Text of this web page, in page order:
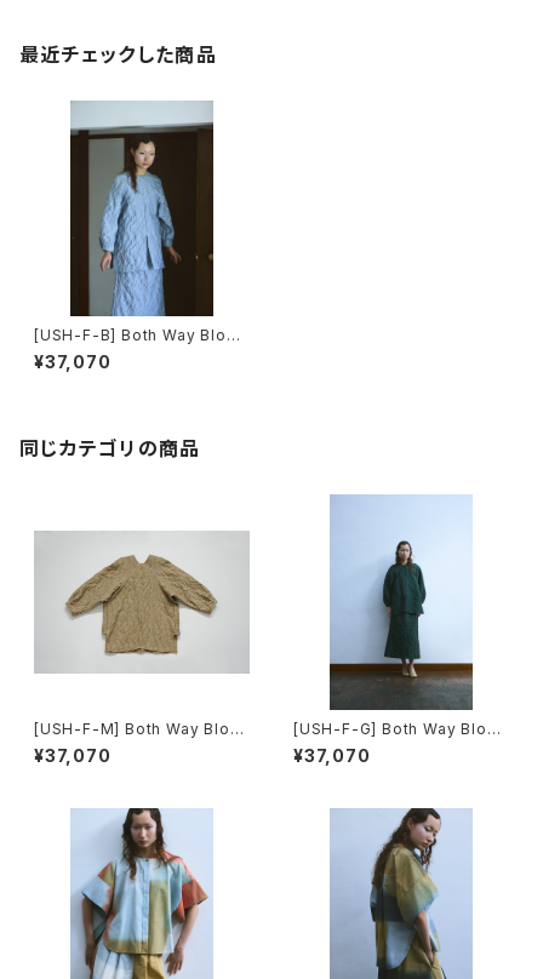
最近チェックした商品
[USH-F-B] Both Way Blous
e
¥37,070
同じカテゴリの商品
[USH-F-M] Both Way Blous
e
¥37,070
[USH-F-G] Both Way Blous
e
¥37,070